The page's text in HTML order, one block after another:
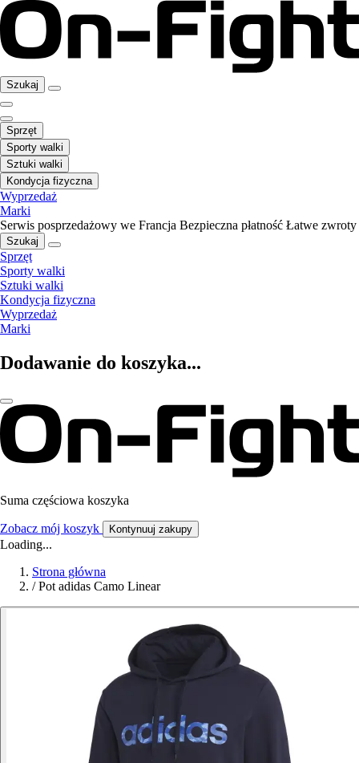
Szukaj
Sprzęt
Sporty walki
Sztuki walki
Kondycja fizyczna
Wyprzedaż
Marki
Serwis posprzedażowy we Francja Bezpieczna płatność Łatwe zwroty
Szukaj
Sprzęt
Sporty walki
Sztuki walki
Kondycja fizyczna
Wyprzedaż
Marki
Dodawanie do koszyka...
Suma częściowa koszyka
Zobacz mój koszyk Kontynuuj zakupy
Loading...
Strona główna
/ Pot adidas Camo Linear